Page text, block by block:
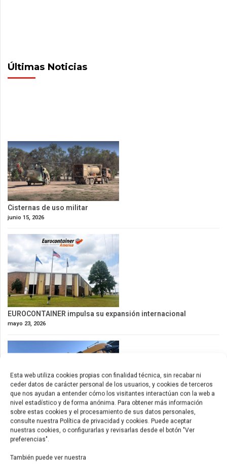
Esta web utiliza cookies propias con finalidad técnica, sin recabar ni
ceder datos de carácter personal de los usuarios, y cookies de terceros
que nos ayudan a entender cómo los visitantes interactúan con la web a
nivel estadístico y de forma anónima. Para obtener más información
sobre estas cookies y el procesamiento de sus datos personales,
consulte nuestra Política de privacidad y cookies. Puede aceptar
nuestras cookies, o configurarlas y revisarlas desde el botón "Ver
preferencias".
También puede ver nuestra
Últimas Noticias
Cisternas de uso militar
junio 15, 2026
EUROCONTAINER impulsa su expansión internacional
mayo 23, 2026
Nuevos contenedores de 53ft para América
mayo 9, 2026